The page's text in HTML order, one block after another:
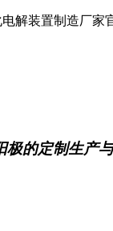
解装置制造厂家
极的定制生产